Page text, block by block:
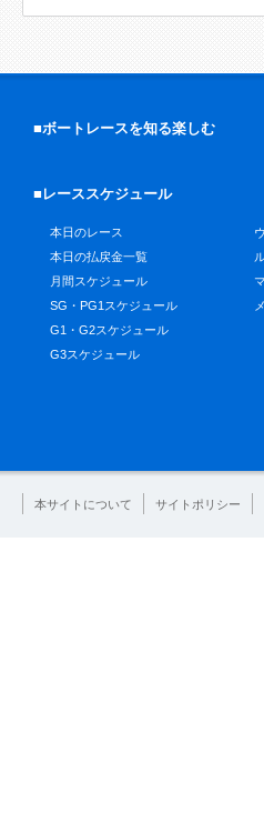
■ボートレースを知る楽しむ
■レーススケジュール
本日のレース
本日の払戻金一覧
月間スケジュール
SG・PG1スケジュール
G1・G2スケジュール
G3スケジュール
本サイトについて サイトポリシー